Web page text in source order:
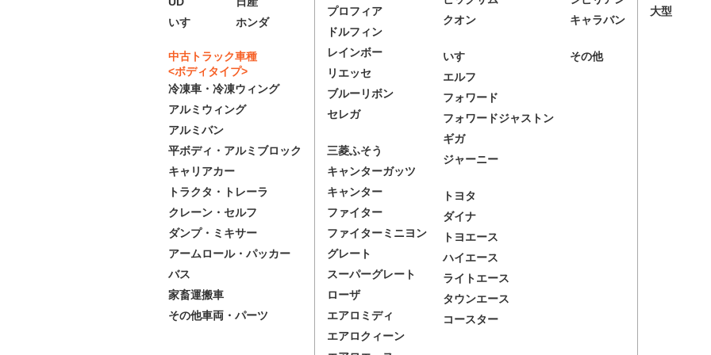
いすゞ
ホンダ
中古トラック車種
<ボディタイプ>
冷凍車・冷凍ウィング
アルミウィング
アルミバン
平ボディ・アルミブロック
キャリアカー
トラクタ・トレーラ
クレーン・セルフ
ダンプ・ミキサー
アームロール・パッカー
バス
家畜運搬車
その他車両・パーツ
プロフィア
ドルフィン
レインボー
リエッセ
ブルーリボン
セレガ
三菱ふそう
キャンターガッツ
キャンター
ファイター
ファイターミニヨン
グレート
スーパーグレート
ローザ
エアロミディ
エアロクィーン
クオン
いすゞ
エルフ
フォワード
フォワードジャストン
ギガ
ジャーニー
トヨタ
ダイナ
トヨエース
ハイエース
ライトエース
タウンエース
コースター
キャラバン
その他
大型